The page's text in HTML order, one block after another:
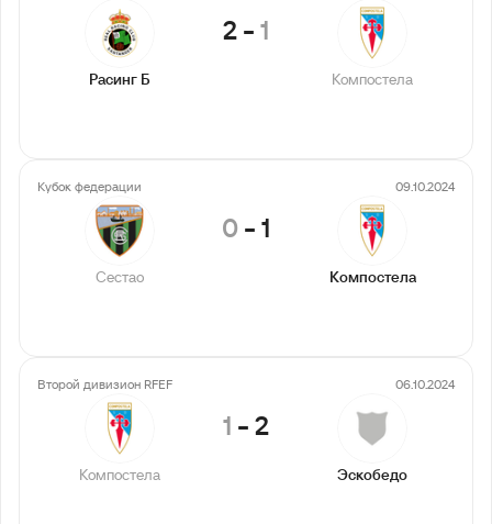
Расинг Б
2-1
Компостела
Кубок федерации 09.10.2024
Сестао
0-1
Компостела
Второй дивизион RFEF 06.10.2024
Компостела
1 -2
Эскобедо